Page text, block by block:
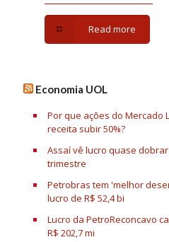
Read more
Economia UOL
Por que ações do Mercado
receita subir 50%?
Assaí vê lucro quase
trimestre
Petrobras tem 'melhor
lucro de R$ 52,4 bi
Lucro da PetroReconcavo
R$ 202,7 mi